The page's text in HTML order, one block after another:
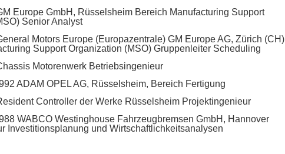
Europe GmbH, Rüsselsheim Bereich Manufacturing Support
Senior Analyst
Motors Europe (Europazentrale) GM Europe AG, Zürich (CH)
Support Organization (MSO) Gruppenleiter Scheduling
Motorenwerk Betriebsingenieur
ADAM OPEL AG, Rüsselsheim, Bereich Fertigung
Controller der Werke Rüsselsheim Projektingenieur
WABCO Westinghouse Fahrzeugbremsen GmbH, Hannover
Investitionsplanung und Wirtschaftlichkeitsanalysen